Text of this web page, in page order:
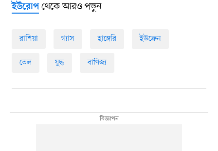
ইউরোপথেকে আরও পড়ুন
রাশিয়া গ্যাস হাঙ্গেরি ইউক্রেন
তেল যুদ্ধ বাণিজ্য